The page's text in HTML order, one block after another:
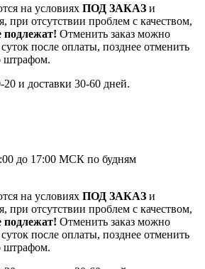
на условиях ПОД ЗАКАЗ и
при отсутствии проблем с качеством,
подлежат! Отменить заказ можно
после оплаты, позднее отменить
штрафом.
и доставки 30-60 дней.
до 17:00 МСК по будням
на условиях ПОД ЗАКАЗ и
при отсутствии проблем с качеством,
подлежат! Отменить заказ можно
после оплаты, позднее отменить
штрафом.